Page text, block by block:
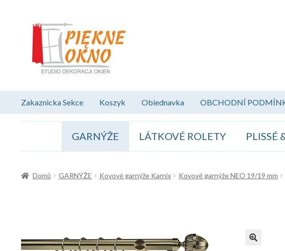
Přeskočit
navigaci
Přejít
obsahu
webu
Zakaznicka Sekce Koszyk Obiednavka OBCHODNÍ
GARNÝŽE LÁTKOVÉ ROLETY PLISSÉ
Domů GARNÝŽE Kovové garnýže Karnix Kovové garnýže NEO 19/19 mm